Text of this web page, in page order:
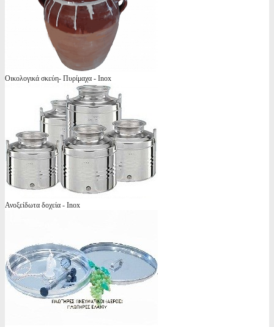
Οικολογικά σκεύη- Πυρίμαχα - Inox
Ανοξείδωτα δοχεία - Inox